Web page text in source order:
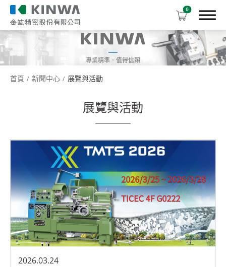
0
專業精準．值得信賴
首頁 新聞中心 展覽與活動
展覽與活動
2026.03.24
關於我們
全球服務據點
聯繫我們
新聞中心
最新消息